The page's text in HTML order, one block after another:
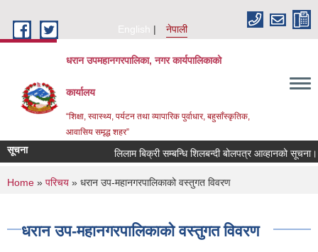
English
नेपाली
धरान उपमहानगरपालिका, नगर कार्यपालिकाको
कार्यालय
“शिक्षा, स्वास्थ्य, पर्यटन तथा व्यापारिक पुर्वाधार, बहुसाँस्कृतिक,
आवासिय समृद्ध शहर”
सूचना लिलाम बिक्री सम्बन्धि शिलबन्दी बोलपत्र आव्हानको सूचना।
You are here
Home » परिचय » धरान उप-महानगरपालिकाको वस्तुगत विवरण
धरान उप-महानगरपालिकाको वस्तुगत विवरण